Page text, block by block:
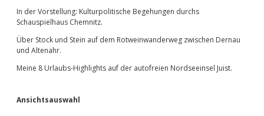
In der Vorstellung: Kulturpolitische Begehungen durchs
Schauspielhaus Chemnitz.
Über Stock und Stein auf dem Rotweinwanderweg zwischen Dernau
und Altenahr.
Meine 8 Urlaubs-Highlights auf der autofreien Nordseeinsel Juist.
Ansichtsauswahl